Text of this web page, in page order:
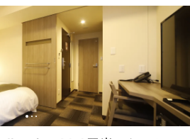
¥ 19,190 ~
定】★WECO連泊プラン♪≪朝
決済可
IN 15:00 - 29:00 OUT11:00
ポイント即利用で最大5％OFF
決済可
IN 13:00 - 29:00 OUT11:00
ポイント即利用で
最大5％OFF
1名 ¥ 11,400 ~
のう！】ドーミーインスタン
き＞
123